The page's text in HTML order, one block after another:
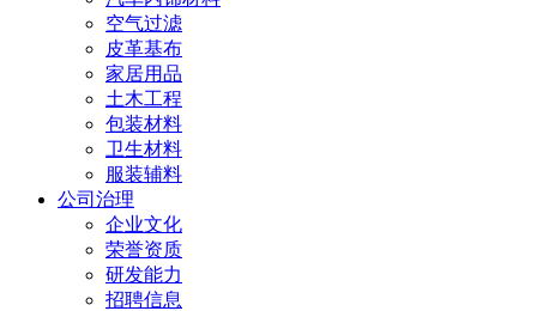
空气过滤
皮革基布
家居用品
土木工程
包装材料
卫生材料
服装辅料
公司治理
企业文化
荣誉资质
研发能力
招聘信息